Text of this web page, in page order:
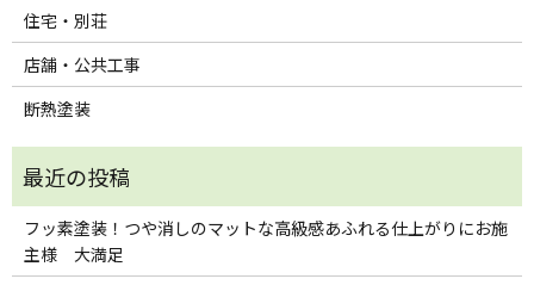
住宅・別荘
店舗・公共工事
断熱塗装
フッ素塗装！つや消しのマットな高級感あふれる仕上がりにお施
主様 大満足